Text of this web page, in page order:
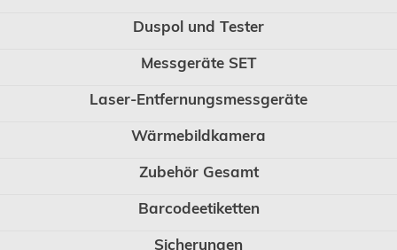
Duspol und Tester
Messgeräte SET
Laser-Entfernungsmessgeräte
Wärmebildkamera
Zubehör Gesamt
Barcodeetiketten
Sicherungen